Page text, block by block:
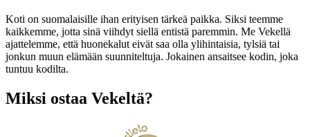
Koti on suomalaisille ihan erityisen tärkeä paikka. Siksi teemme
kaikkemme, jotta sinä viihdyt siellä entistä paremmin. Me Vekellä
ajattelemme, että huonekalut eivät saa olla ylihintaisia, tylsiä tai
jonkun muun elämään suunniteltuja. Jokainen ansaitsee kodin, joka
tuntuu kodilta.
Miksi ostaa Vekeltä?